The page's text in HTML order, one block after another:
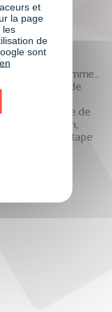
de programme…
experts afin de
! De
à la remise de
votre formation,
à chaque étape
et
la page
les
de
sont